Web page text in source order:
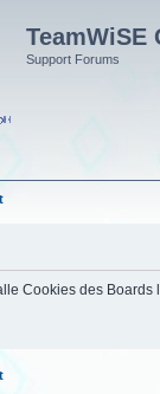
TeamWiSE
Support Forums
Cookies des Boards